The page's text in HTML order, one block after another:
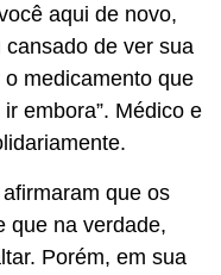
aqui de novo,
de ver sua
medicamento que
embora”. Médico e
que os
que na verdade,
Porém, em sua